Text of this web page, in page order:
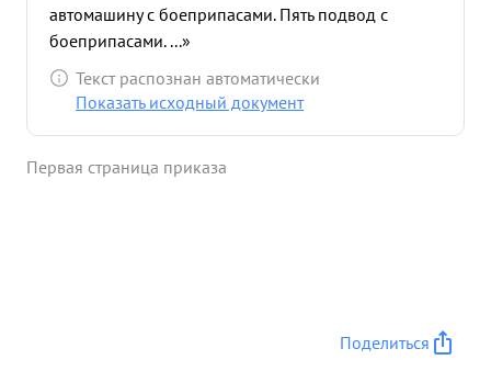
автомашину с боеприпасами. Пять подвод с
боеприпасами. ...»
Текст распознан автоматически
Показать исходный документ
Первая страница приказа
Поделиться